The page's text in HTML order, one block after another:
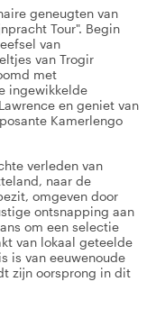
geneugten van
Tour". Begin
van
van Trogir
met
ingewikkelde
en geniet van
Kamerlengo
verleden van
naar de
omgeven door
ontsnapping aan
om een selectie
van lokaal geteelde
is van eeuwenoude
zijn oorsprong in dit